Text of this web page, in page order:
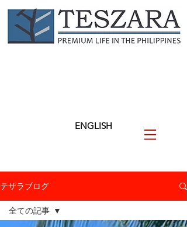
ENGLISH
テザラブログ
全ての記事